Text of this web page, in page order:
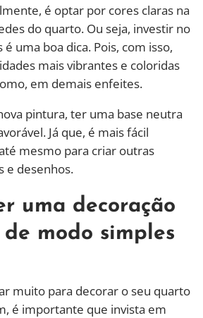
é optar por cores claras na
do quarto. Ou seja, investir no
uma boa dica. Pois, com isso,
mais vibrantes e coloridas
em demais enfeites.
pintura, ter uma base neutra
Já que, é mais fácil
mesmo para criar outras
e desenhos.
uma decoração
modo simples
muito para decorar o seu quarto
é importante que invista em